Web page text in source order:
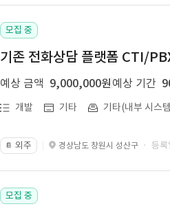
모집 중
기존 전화상담 플랫폼 CTI/
예상 금액 9,000,000원 예상 기간
개발 기타 기타(내부 시스
📔 외주 경상남도 창원시 성산구 · 등
모집 중